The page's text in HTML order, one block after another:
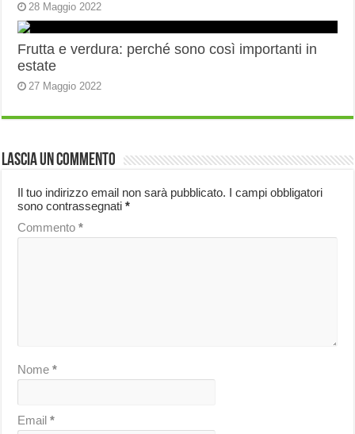
28 Maggio 2022
Frutta e verdura: perché sono così importanti in
estate
27 Maggio 2022
Lascia un commento
Il tuo indirizzo email non sarà pubblicato. I campi obbligatori
sono contrassegnati*
Commento*
Nome*
Email*